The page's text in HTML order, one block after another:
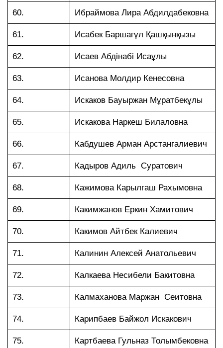
60. Ибраймова Лира Абдилдабековна
61. Исабек Баршагүл Қашқынқызы
62. Исаев Абдінабі Исаұлы
63. Исанова Молдир Кенесовна
64. Искаков Бауыржан Мұратбекұлы
65. Искакова Наркеш Билаловна
66. Кабдушев Арман Арстангалиевич
67. Кадыров Адиль Суратович
68. Кажимова Карылгаш Рахымовна
69. Какимжанов Еркин Хамитович
70. Какимов Айтбек Калиевич
71. Калинин Алексей Анатольевич
72. Калкаева Несибели Бакитовна
73. Калмаханова Маржан Сеитовна
74. Карипбаев Байжол Искакович
75. Картбаева Гульназ Толымбековна